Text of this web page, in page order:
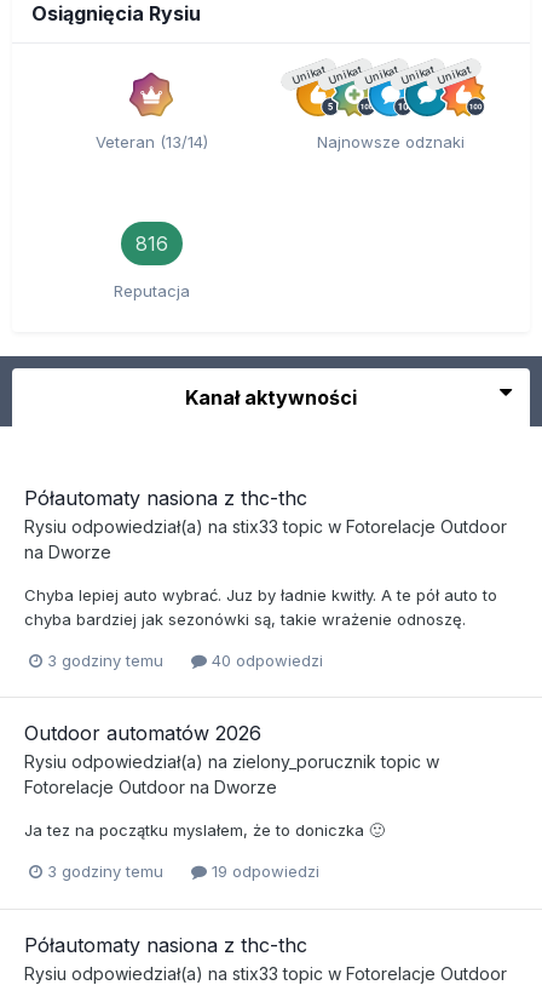
Osiągnięcia Rysiu
Veteran (13/14)
UnikatUnikatUnikatUnikatUnikat
Najnowsze odznaki
816
Reputacja
Kanał aktywności
Półautomaty nasiona z thc-thc
Rysiu odpowiedział(a) na stix33 topic w Fotorelacje Outdoor
na Dworze
Chyba lepiej auto wybrać. Juz by ładnie kwitły. A te pół auto to
chyba bardziej jak sezonówki są, takie wrażenie odnoszę.
3 godziny temu 40 odpowiedzi
Outdoor automatów 2026
Rysiu odpowiedział(a) na zielony_porucznik topic w
Fotorelacje Outdoor na Dworze
Ja tez na początku myslałem, że to doniczka 🙂
3 godziny temu 19 odpowiedzi
Półautomaty nasiona z thc-thc
Rysiu odpowiedział(a) na stix33 topic w Fotorelacje Outdoor